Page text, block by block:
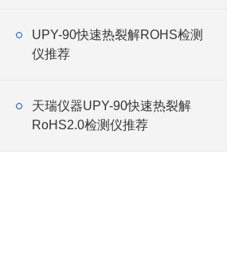
UPY-90快速热裂解ROHS检测
仪推荐
天瑞仪器UPY-90快速热裂解
RoHS2.0检测仪推荐